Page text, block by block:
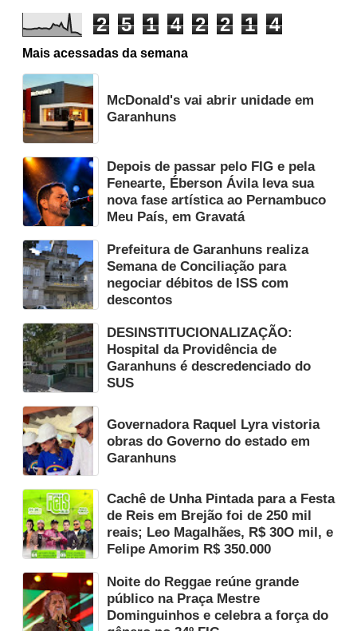
2 5 1 4 2 2 1 4
Mais acessadas da semana
McDonald's vai abrir unidade em
Garanhuns
Depois de passar pelo FIG e pela
Fenearte, Éberson Ávila leva sua
nova fase artística ao Pernambuco
Meu País, em Gravatá
Prefeitura de Garanhuns realiza
Semana de Conciliação para
negociar débitos de ISS com
descontos
DESINSTITUCIONALIZAÇÃO:
Hospital da Providência de
Garanhuns é descredenciado do
SUS
Governadora Raquel Lyra vistoria
obras do Governo do estado em
Garanhuns
Cachê de Unha Pintada para a Festa
de Reis em Brejão foi de 250 mil
reais; Leo Magalhães, R$ 30O mil, e
Felipe Amorim R$ 350.000
Noite do Reggae reúne grande
público na Praça Mestre
Dominguinhos e celebra a força do